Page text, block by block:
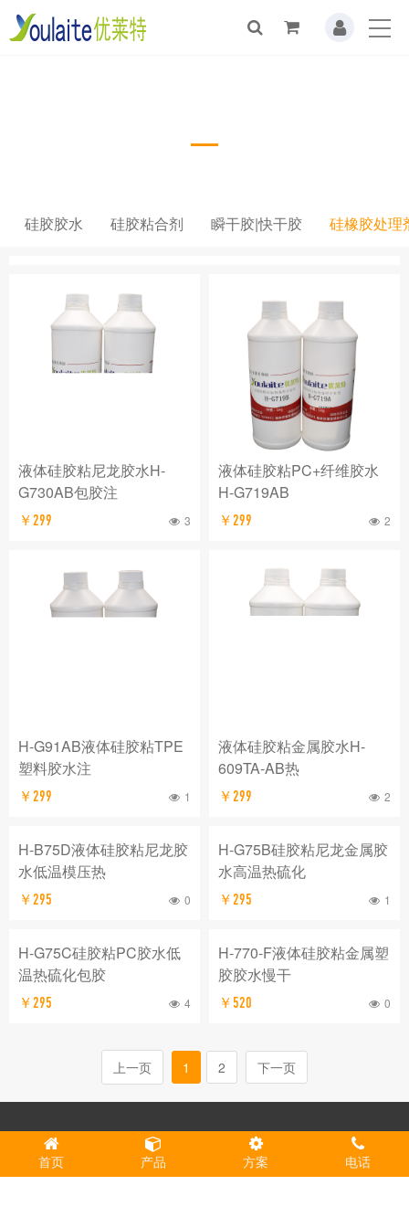
硅胶胶水 硅胶粘合剂 瞬干胶|快干胶 硅橡胶处理
液体硅胶粘尼龙胶水H-
G730AB包胶注
￥299 3
液体硅胶粘PC+纤维胶水
H-G719AB
￥299 2
H-G91AB液体硅胶粘TPE
塑料胶水注
￥299 1
液体硅胶粘金属胶水H-
609TA-AB热
￥299 2
H-B75D液体硅胶粘尼龙胶
水低温模压热
￥295 0
H-G75B硅胶粘尼龙金属胶
水高温热硫化
￥295 1
H-G75C硅胶粘PC胶水低
温热硫化包胶
￥295 4
H-770-F液体硅胶粘金属塑
胶胶水慢干
￥520 0
上一页 1 2 下一页
Copyright © 2012-2092 深圳市华莱士胶粘剂有限公司 版权所有
粤ICP备13049316号
首页 产品 方案 电话